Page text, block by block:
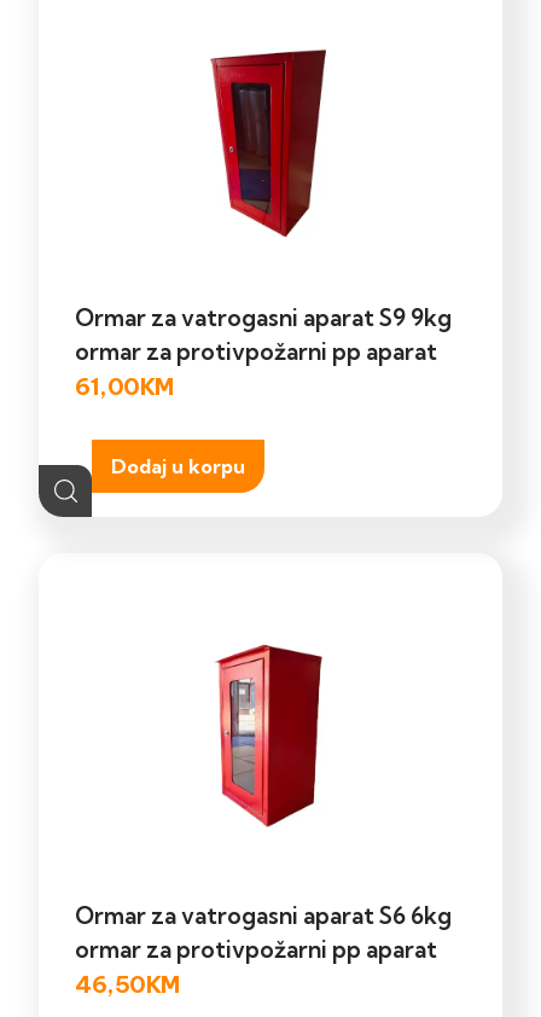
Ormar za vatrogasni aparat S9 9kg
ormar za protivpožarni pp aparat
61,00KM
Dodaj u korpu
Ormar za vatrogasni aparat S6 6kg
ormar za protivpožarni pp aparat
46,50KM